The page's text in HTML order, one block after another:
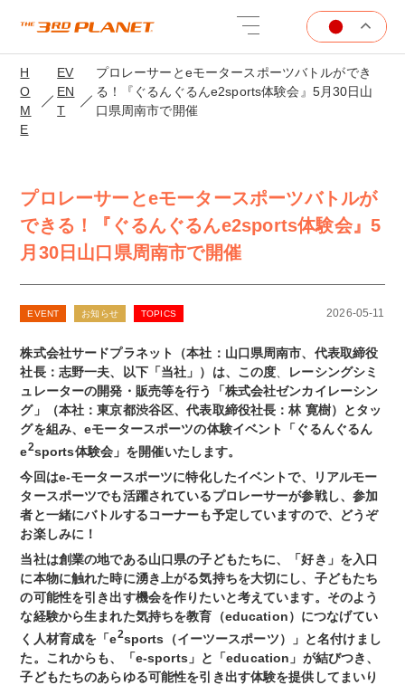
H
O
M
E
EV
EN
T
プロレーサーとeモータースポーツバトルができ
る！『ぐるんぐるんe2sports体験会』5月30日山
口県周南市で開催
プロレーサーとeモータースポーツバトルが
できる！『ぐるんぐるんe2sports体験会』5
月30日山口県周南市で開催
EVENT お知らせ TOPICS 2026-05-11
株式会社サードプラネット（本社：山口県周南市、代表取締役
社長：志野一夫、以下「当社」）は、この度
レーシングシミ
ュレーターの開発・販売等を行う「株式会社ゼンカイレーシン
グ」（本社：東京都渋谷区、代表取締役社長：林 寛樹）とタッ
グを組み、eモータースポーツの体験イベント「ぐるんぐるん
e2sports体験会」を開催いたします。
今回はe-モータースポーツに特化したイベントで、リアルモー
タースポーツでも活躍されているプロレーサーが参戦し、参加
者と一緒にバトルするコーナーも予定していますので、どうぞ
お楽しみに！
当社は創業の地である山口県の子どもたちに、「好き」を入口
に本物に触れた時に湧き上がる気持ちを大切にし、子どもたち
の可能性を引き出す機会を作りたいと考えています。そのよう
な経験から生まれた気持ちを教育（education）につなげてい
く人材育成を「e2sports（イーツースポーツ）」と名付けまし
た。これからも、「e-sports」と「education」が結びつき、
子どもたちのあらゆる可能性を引き出す体験を提供してまいり